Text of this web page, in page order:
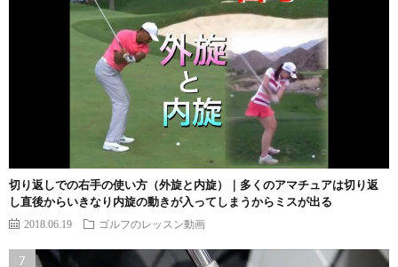
切り返しでの右手の使い方（外旋と内旋）｜多くのアマチュアは切り返
し直後からいきなり内旋の動きが入ってしまうからミスが出る
2018.06.19 ゴルフのレッスン動画